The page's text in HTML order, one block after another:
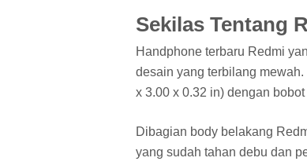
Sekilas Tentang
Handphone terbaru Redmi
desain yang terbilang
x 3.00 x 0.32 in) dengan bobot
Dibagian body belakang
yang sudah tahan debu dan